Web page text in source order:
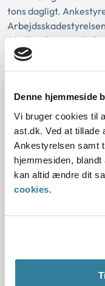
Denne hjemmeside
Vi bruger cookies til
ast.dk. Ved at tillade
Ankestyrelsen samt
hjemmesiden,
kan altid ændre dit
cookies.
tons dagligt.
ikke havde været
blev lagt vægt på
I sagen var anmeldt
kvindelig
havde været
papkasse vejede
dagen.
afslag på
løftearbejde i
1982 og 1987-1997